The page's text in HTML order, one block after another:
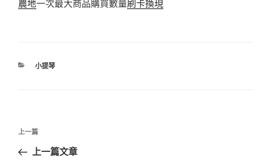
農地一次最大商品購買數量刷卡換現
分
小提琴
文
導
上
一
上一篇
上一篇文章